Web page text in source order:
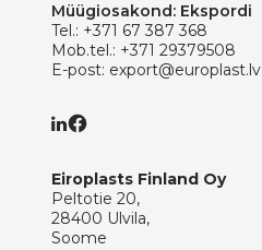
Müügiosakond: Ekspordi
Tel.: +371 67 387 368
Mob.tel.: +371 29379508
E-post: export@europlast.lv
Eiroplasts Finland Oy
Peltotie 20,
28400 Ulvila,
Soome